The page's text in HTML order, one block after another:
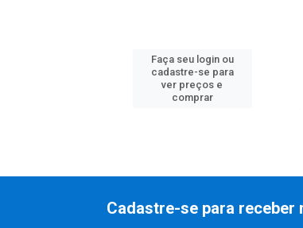
Faça seu login ou
cadastre-se para
ver preços e
comprar
Cadastre-se para receber